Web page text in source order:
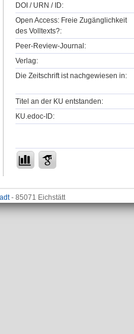
DOI / URN / ID:
Open Access: Freie Zugänglichkeit
des Volltexts?:
Peer-Review-Journal:
Verlag:
Die Zeitschrift ist nachgewiesen in:
Titel an der KU entstanden:
KU.edoc-ID:
- 85071 Eichstätt